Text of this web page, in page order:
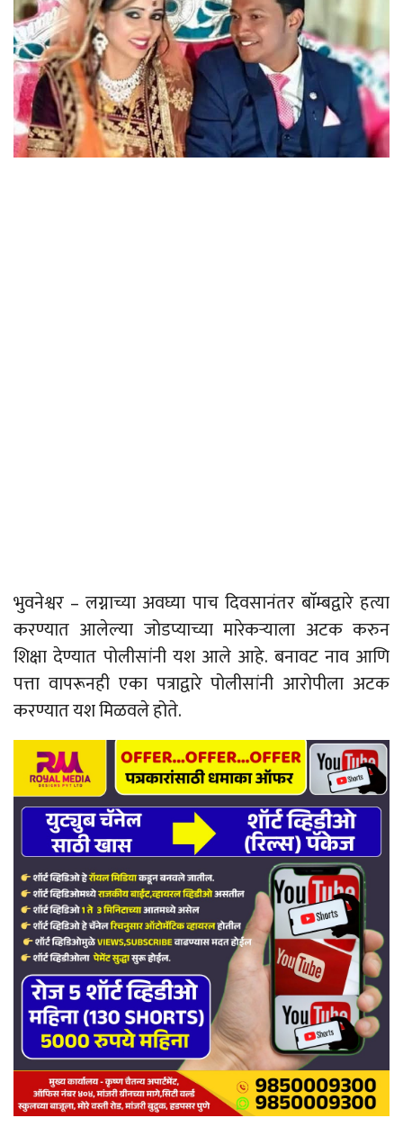
भुवनेश्वर – लग्नाच्या अवघ्या पाच दिवसानंतर बाॅम्बद्वारे हत्या
करण्यात आलेल्या जोडप्याच्या मारेकऱ्याला अटक करुन
शिक्षा देण्यात पोलीसांनी यश आले आहे. बनावट नाव आणि
पत्ता वापरूनही एका पत्राद्वारे पोलीसांनी आरोपीला अटक
करण्यात यश मिळवले होते.